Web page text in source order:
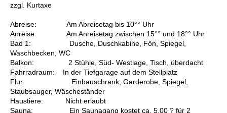
zzgl. Kurtaxe
Abreise: Am Abreisetag bis 10°° Uhr
Anreise: Am Anreisetag zwischen 15°° und 18°° Uhr
Bad 1: Dusche, Duschkabine, Fön, Spiegel,
Waschbecken, WC
Balkon: 2 Stühle, Süd- Westlage, Tisch, überdacht
Fahrradraum: In der Tiefgarage auf dem Stellplatz
Flur: Einbauschrank, Garderobe, Spiegel,
Staubsauger, Wäscheständer
Haustiere: Nicht erlaubt
Sauna: Ein Saunagang kostet ca. 5,00 ? für 2